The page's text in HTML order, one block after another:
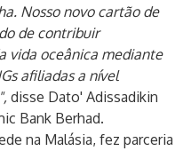
Nosso novo cartão de
de contribuir
vida oceânica mediante
afiliadas a nível
disse Dato' Adissadikin
Bank Berhad.
na Malásia, fez parceria